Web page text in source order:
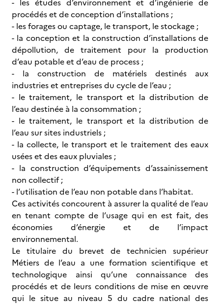
- les études d’environnement et d’ingénierie de
procédés et de conception d’installations ;
- les forages ou captage, le transport, le stockage ;
- la conception et la construction d’installations de
dépollution, de traitement pour la production
d’eau potable et d’eau de process ;
- la construction de matériels destinés aux
industries et entreprises du cycle de l’eau ;
- le traitement, le transport et la distribution de
l’eau destinée à la consommation ;
- le traitement, le transport et la distribution de
l’eau sur sites industriels ;
- la collecte, le transport et le traitement des eaux
usées et des eaux pluviales ;
- la construction d’équipements d’assainissement
non collectif ;
- l’utilisation de l’eau non potable dans l’habitat.
Ces activités concourent à assurer la qualité de l’eau
en tenant compte de l’usage qui en est fait, des
économies d’énergie et de l’impact
environnemental.
Le titulaire du brevet de technicien supérieur
Métiers de l’eau a une formation scientifique et
technologique ainsi qu’une connaissance des
procédés et de leurs conditions de mise en œuvre
qui le situe au niveau 5 du cadre national des